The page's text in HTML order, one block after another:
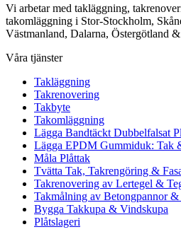
Vi arbetar med takläggning,
takomläggning i Stor-Stockholm,
Västmanland, Dalarna, Östergötland
Våra tjänster
Takläggning
Takrenovering
Takbyte
Takomläggning
Lägga Bandtäckt Dubbelfalsat
Lägga EPDM Gummiduk: Tak
Måla Plåttak
Tvätta Tak, Takrengöring &
Takrenovering av Lertegel &
Takmålning av Betongpannor
Bygga Takkupa & Vindskupa
Plåtslageri